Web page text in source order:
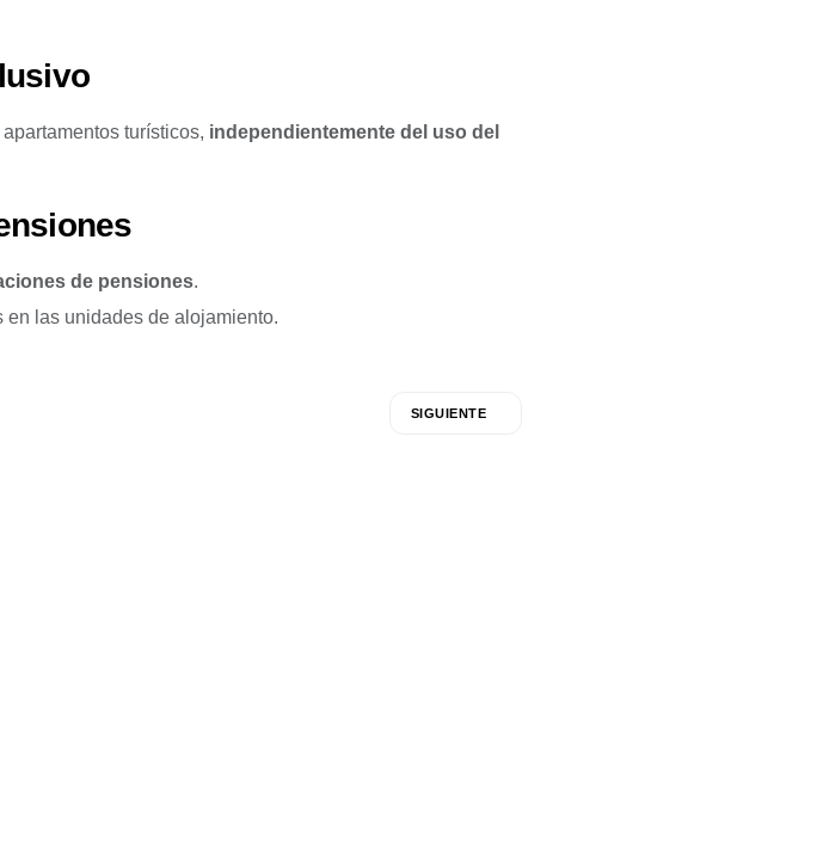
apartamentos turísticos, independientemente del uso del
de pensiones.
en las unidades de alojamiento.
SIGUIENTE